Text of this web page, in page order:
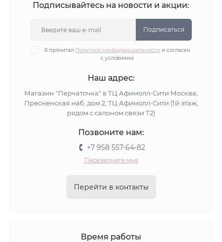
Подписывайтесь на новости и акции:
Подписаться
Я прочитал Политика конфиденциальности и согласен
с условиями
Наш адрес:
Магазин "Перчаточка" в ТЦ Афимолл-Сити Москва,
Пресненская наб. дом 2, ТЦ Афимолл-Сити (1й этаж,
рядом с салоном связи Т2)
Позвоните нам:
+7 958 557-64-82
Перезвоните мне
Перейти в контакты
Время работы